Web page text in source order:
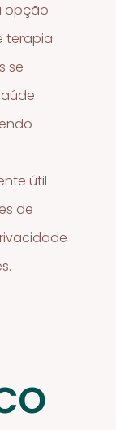
opção
terapia
se
útil
de